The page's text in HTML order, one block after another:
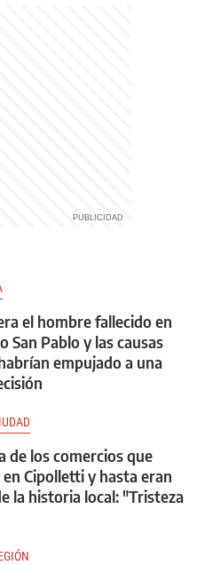
el hombre fallecido en
San Pablo y las causas
empujado a una
de los comercios que
Cipolletti y hasta eran
la historia local: "Tristeza